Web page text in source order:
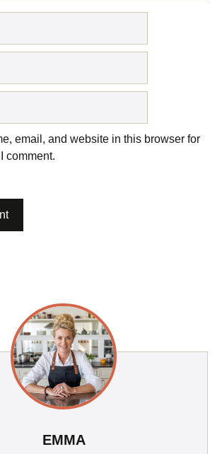
email, and website in this browser for
comment.
EMMA